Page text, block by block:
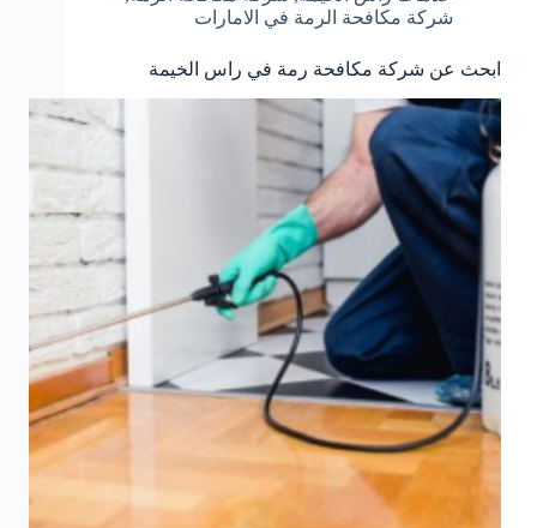
شركة مكافحة الرمة في الامارات
ابحث عن شركة مكافحة رمة في راس الخيمة